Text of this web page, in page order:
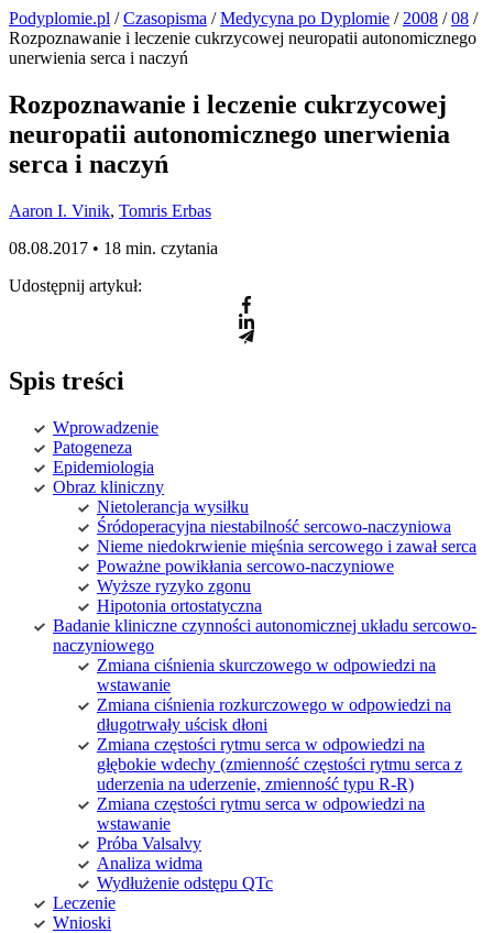
Podyplomie.pl /Czasopisma /Medycyna po Dyplomie / 2008 /08 /
Rozpoznawanie i leczenie cukrzycowej neuropatii autonomicznego
unerwienia serca i naczyń
Rozpoznawanie i leczenie cukrzycowej
neuropatii autonomicznego unerwienia
serca i naczyń
Aaron I. Vinik, Tomris Erbas
08.08.2017 • 18 min. czytania
Udostępnij artykuł:
Spis treści
Wprowadzenie
Patogeneza
Epidemiologia
Obraz kliniczny
Nietolerancja wysiłku
Śródoperacyjna niestabilność sercowo-naczyniowa
Nieme niedokrwienie mięśnia sercowego i zawał serca
Poważne powikłania sercowo-naczyniowe
Wyższe ryzyko zgonu
Hipotonia ortostatyczna
Badanie kliniczne czynności autonomicznej układu sercowo-
naczyniowego
Zmiana ciśnienia skurczowego w odpowiedzi na
wstawanie
Zmiana ciśnienia rozkurczowego w odpowiedzi na
długotrwały uścisk dłoni
Zmiana częstości rytmu serca w odpowiedzi na
głębokie wdechy (zmienność częstości rytmu serca z
uderzenia na uderzenie, zmienność typu R-R)
Zmiana częstości rytmu serca w odpowiedzi na
wstawanie
Próba Valsalvy
Analiza widma
Wydłużenie odstępu QTc
Leczenie
Wnioski